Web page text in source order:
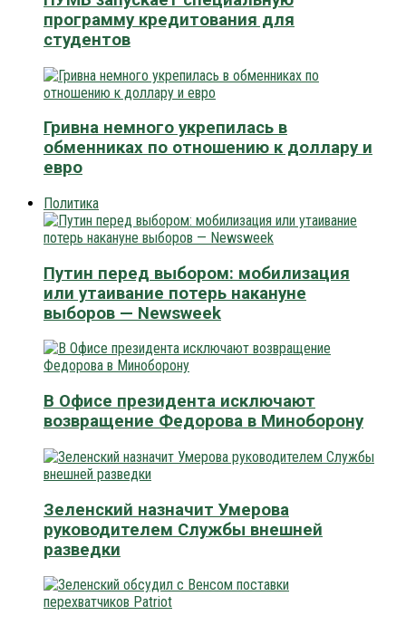
программу кредитования для
студентов
Гривна немного укрепилась в
обменниках по отношению к доллару и
евро
Политика
Путин перед выбором: мобилизация
или утаивание потерь накануне
выборов — Newsweek
В Офисе президента исключают
возвращение Федорова в Миноборону
Зеленский назначит Умерова
руководителем Службы внешней
разведки